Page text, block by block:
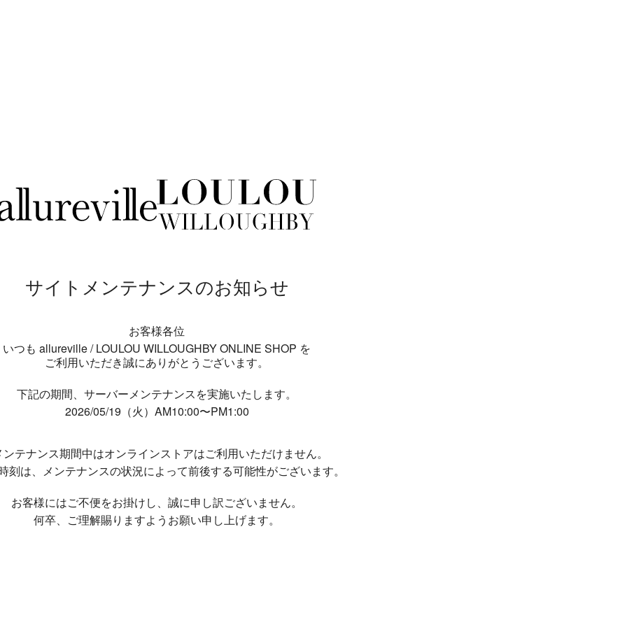
サイトメンテナンスのお知らせ
お客様各位
いつも allureville / LOULOU WILLOUGHBY ONLINE SHOP を
ご利用いただき誠にありがとうございます。
下記の期間、サーバーメンテナンスを実施いたします。
2026/05/19（火）AM10:00〜PM1:00
ンテナンス期間中はオンラインストアはご利用いただけません。
刻は、メンテナンスの状況によって前後する可能性がございます。
お客様にはご不便をお掛けし、 誠に申し訳ございません。
何卒、ご理解賜りますようお願い申し上げます。